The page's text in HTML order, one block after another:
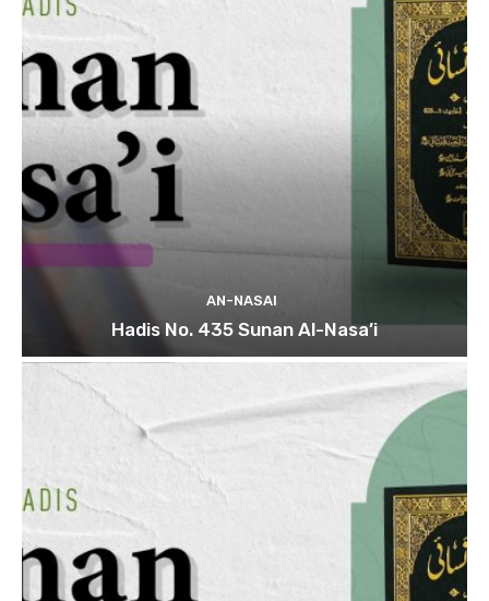
AN-NASAI
Hadis No. 435 Sunan Al-Nasa’i